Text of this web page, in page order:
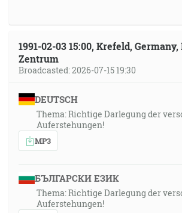
1991-02-03 15:00, Krefeld,
Zentrum
Broadcasted: 2026-07-15 19:30
DEUTSCH
Thema: Richtige Darlegung der
Auferstehungen!
MP3
БЪЛГАРСКИ ЕЗИК
Thema: Richtige Darlegung der
Auferstehungen!